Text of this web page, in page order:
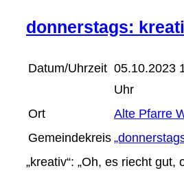
donnerstags:
Datum/Uhrzeit 05.10.2023
Uhr
Ort
Alte Pfarre
Gemeindekreis
„kreativ“: „Oh, es riecht gut,